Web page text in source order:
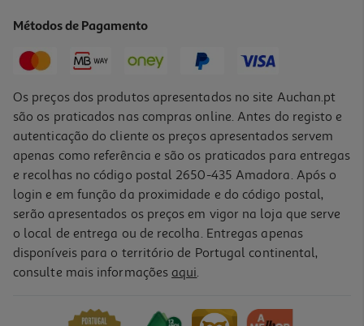
Métodos de Pagamento
Os preços dos produtos apresentados no site Auchan.pt
são os praticados nas compras online. Antes do registo e
autenticação do cliente os preços apresentados servem
apenas como referência e são os praticados para entregas
e recolhas no código postal 2650-435 Amadora. Após o
login e em função da proximidade e do código postal,
serão apresentados os preços em vigor na loja que serve
o local de entrega ou de recolha. Entregas apenas
disponíveis para o território de Portugal continental,
consulte mais informações aqui.